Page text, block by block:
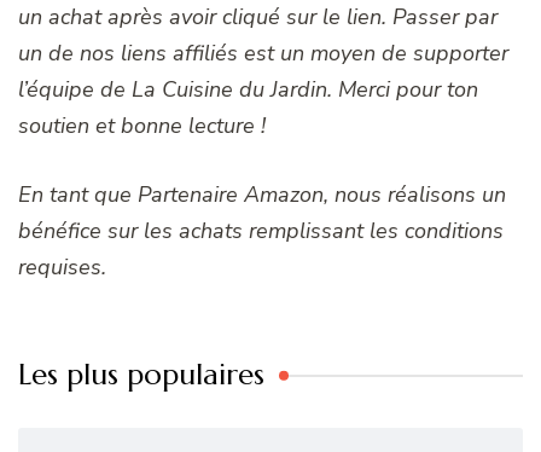
un achat après avoir cliqué sur le lien. Passer par
un de nos liens affiliés est un moyen de supporter
l’équipe de La Cuisine du Jardin. Merci pour ton
soutien et bonne lecture !
En tant que Partenaire Amazon, nous réalisons un
bénéfice sur les achats remplissant les conditions
requises.
Les plus populaires